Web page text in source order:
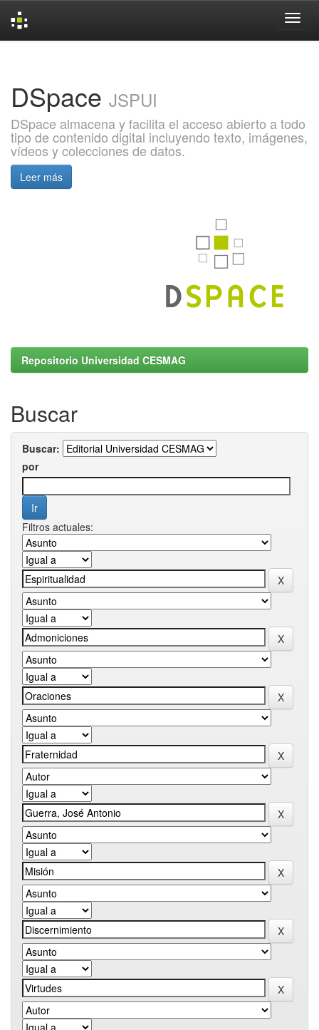
DSpace JSPUI
DSpace almacena y facilita el acceso abierto a todo
tipo de contenido digital incluyendo texto, imágenes,
vídeos y colecciones de datos.
Leer más
Repositorio Universidad CESMAG
Buscar
Buscar:
por
Filtros actuales: